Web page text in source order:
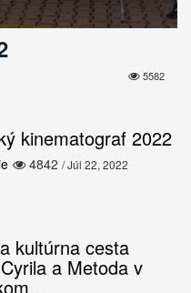
5582
kinematograf 2022
4842 / Júl 22, 2022
kultúrna cesta
a Metoda v